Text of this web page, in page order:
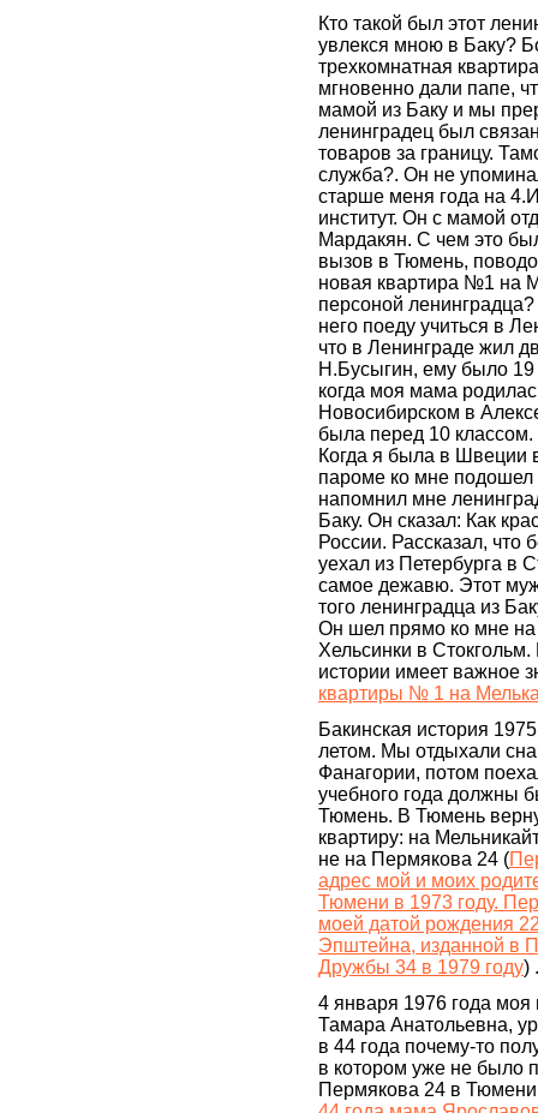
Кто такой был этот
увлекся мною в Баку?
трехкомнатная
мгновенно дали папе,
мамой из Баку и мы
ленинградец был
товаров за границу.
служба?. Он не
старше меня года на
институт. Он с мамой
Мардакян. С чем это
вызов в Тюмень,
новая квартира №1 на
персоной
него поеду учиться в
что в Ленинграде жил
Н.Бусыгин, ему было 19
когда моя мама
Новосибирском в
была перед 10
Когда я была в Швеции
пароме ко мне
напомнил мне
Баку. Он сказал: Как
России. Рассказал, что
уехал из Петербурга в
самое дежавю. Этот
того ленинградца из
Он шел прямо ко мне на
Хельсинки в
истории имеет важное
квартиры № 1 на
Бакинская история
летом. Мы отдыхали
Фанагории, потом
учебного года должны
Тюмень. В Тюмень
квартиру: на
не на Пермякова 24 (
адрес мой и моих
Тюмени в 1973 году.
моей датой рождения
Эпштейна, изданной в
Дружбы 34 в 1979 году) .
4 января 1976 года
Тамара Анатольевна,
в 44 года почему-то
в котором уже не было
Пермякова 24 в